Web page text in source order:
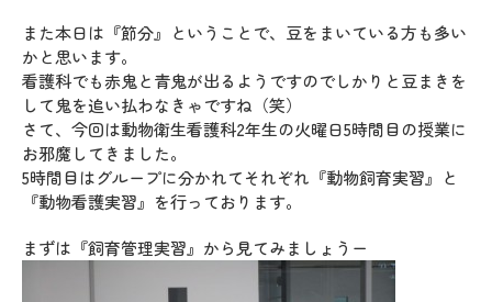
また本日は『節分』ということで、豆をまいている方も多い
かと思います。
看護科でも赤鬼と青鬼が出るようですのでしかりと豆まきを
して鬼を追い払わなきゃですね（笑）
さて、今回は動物衛生看護科2年生の火曜日5時間目の授業に
お邪魔してきました。
5時間目はグループに分かれてそれぞれ『動物飼育実習』と
『動物看護実習』を行っております。
まずは『飼育管理実習』から見てみましょうー